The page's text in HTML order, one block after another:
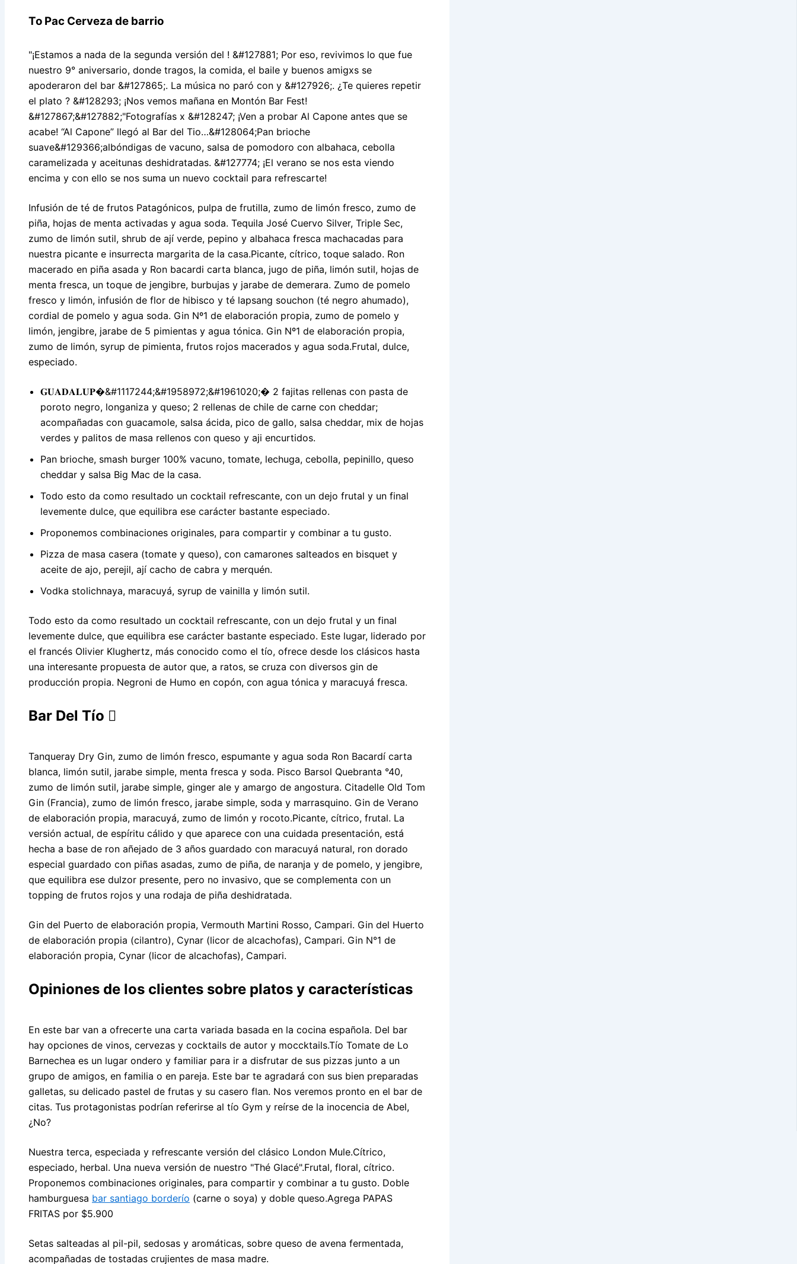
To Pac Cerveza de barrio
"¡Estamos a nada de la segunda versión del ! &#127881; Por eso, revivimos lo que fue
nuestro 9° aniversario, donde tragos, la comida, el baile y buenos amigxs se
apoderaron del bar &#127865;. La música no paró con y &#127926;. ¿Te quieres repetir
el plato ? &#128293; ¡Nos vemos mañana en Montón Bar Fest!
&#127867;&#127882;"Fotografías x &#128247; ¡Ven a probar Al Capone antes que se
acabe! “Al Capone” llegó al Bar del Tio…&#128064;Pan brioche
suave&#129366;albóndigas de vacuno, salsa de pomodoro con albahaca, cebolla
caramelizada y aceitunas deshidratadas. &#127774; ¡El verano se nos esta viendo
encima y con ello se nos suma un nuevo cocktail para refrescarte!
Infusión de té de frutos Patagónicos, pulpa de frutilla, zumo de limón fresco, zumo de
piña, hojas de menta activadas y agua soda. Tequila José Cuervo Silver, Triple Sec,
zumo de limón sutil, shrub de ají verde, pepino y albahaca fresca machacadas para
nuestra picante e insurrecta margarita de la casa.Picante, cítrico, toque salado. Ron
macerado en piña asada y Ron bacardi carta blanca, jugo de piña, limón sutil, hojas de
menta fresca, un toque de jengibre, burbujas y jarabe de demerara. Zumo de pomelo
fresco y limón, infusión de flor de hibisco y té lapsang souchon (té negro ahumado),
cordial de pomelo y agua soda. Gin Nº1 de elaboración propia, zumo de pomelo y
limón, jengibre, jarabe de 5 pimientas y agua tónica. Gin Nº1 de elaboración propia,
zumo de limón, syrup de pimienta, frutos rojos macerados y agua soda.Frutal, dulce,
especiado.
𝐆𝐔𝐀𝐃𝐀𝐋𝐔𝐏�&#1117244;&#1958972;&#1961020;� 2 fajitas rellenas con pasta de
poroto negro, longaniza y queso; 2 rellenas de chile de carne con cheddar;
acompañadas con guacamole, salsa ácida, pico de gallo, salsa cheddar, mix de hojas
verdes y palitos de masa rellenos con queso y aji encurtidos.
Pan brioche, smash burger 100% vacuno, tomate, lechuga, cebolla, pepinillo, queso
cheddar y salsa Big Mac de la casa.
Todo esto da como resultado un cocktail refrescante, con un dejo frutal y un final
levemente dulce, que equilibra ese carácter bastante especiado.
Proponemos combinaciones originales, para compartir y combinar a tu gusto.
Pizza de masa casera (tomate y queso), con camarones salteados en bisquet y
aceite de ajo, perejil, ají cacho de cabra y merquén.
Vodka stolichnaya, maracuyá, syrup de vainilla y limón sutil.
Todo esto da como resultado un cocktail refrescante, con un dejo frutal y un final
levemente dulce, que equilibra ese carácter bastante especiado. Este lugar, liderado por
el francés Olivier Klughertz, más conocido como el tío, ofrece desde los clásicos hasta
una interesante propuesta de autor que, a ratos, se cruza con diversos gin de
producción propia. Negroni de Humo en copón, con agua tónica y maracuyá fresca.
Bar Del Tío 
Tanqueray Dry Gin, zumo de limón fresco, espumante y agua soda Ron Bacardí carta
blanca, limón sutil, jarabe simple, menta fresca y soda. Pisco Barsol Quebranta °40,
zumo de limón sutil, jarabe simple, ginger ale y amargo de angostura. Citadelle Old Tom
Gin (Francia), zumo de limón fresco, jarabe simple, soda y marrasquino. Gin de Verano
de elaboración propia, maracuyá, zumo de limón y rocoto.Picante, cítrico, frutal. La
versión actual, de espíritu cálido y que aparece con una cuidada presentación, está
hecha a base de ron añejado de 3 años guardado con maracuyá natural, ron dorado
especial guardado con piñas asadas, zumo de piña, de naranja y de pomelo, y jengibre,
que equilibra ese dulzor presente, pero no invasivo, que se complementa con un
topping de frutos rojos y una rodaja de piña deshidratada.
Gin del Puerto de elaboración propia, Vermouth Martini Rosso, Campari. Gin del Huerto
de elaboración propia (cilantro), Cynar (licor de alcachofas), Campari. Gin N°1 de
elaboración propia, Cynar (licor de alcachofas), Campari.
Opiniones de los clientes sobre platos y características
En este bar van a ofrecerte una carta variada basada en la cocina española. Del bar
hay opciones de vinos, cervezas y cocktails de autor y moccktails.Tío Tomate de Lo
Barnechea es un lugar ondero y familiar para ir a disfrutar de sus pizzas junto a un
grupo de amigos, en familia o en pareja. Este bar te agradará con sus bien preparadas
galletas, su delicado pastel de frutas y su casero flan. Nos veremos pronto en el bar de
citas. Tus protagonistas podrían referirse al tío Gym y reírse de la inocencia de Abel,
¿No?
Nuestra terca, especiada y refrescante versión del clásico London Mule.Cítrico,
especiado, herbal. Una nueva versión de nuestro "Thé Glacé".Frutal, floral, cítrico.
Proponemos combinaciones originales, para compartir y combinar a tu gusto. Doble
hamburguesa bar santiago borderío (carne o soya) y doble queso.Agrega PAPAS
FRITAS por $5.900
Setas salteadas al pil-pil, sedosas y aromáticas, sobre queso de avena fermentada,
acompañadas de tostadas crujientes de masa madre.